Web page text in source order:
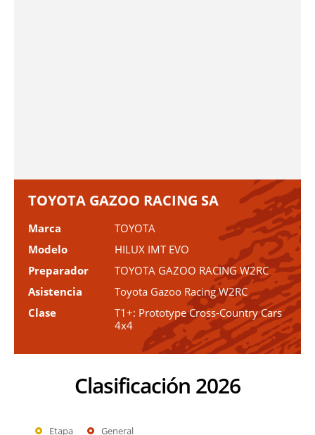
TOYOTA GAZOO RACING SA
Marca
TOYOTA
Modelo
HILUX IMT EVO
Preparador
TOYOTA GAZOO RACING W2RC
Asistencia
Toyota Gazoo Racing W2RC
Clase
T1+: Prototype Cross-Country Cars
4x4
Clasificación 2026
Etapa
General